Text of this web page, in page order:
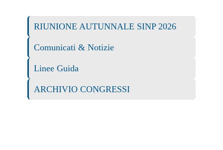
RIUNIONE AUTUNNALE SINP 2026
Comunicati & Notizie
Linee Guida
ARCHIVIO CONGRESSI